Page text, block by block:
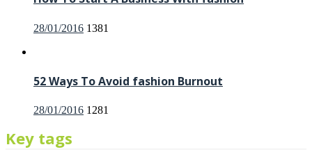
Posted
28/01/2016 1381
52 Ways To Avoid fashion Burnout
Posted
28/01/2016 1281
Key tags